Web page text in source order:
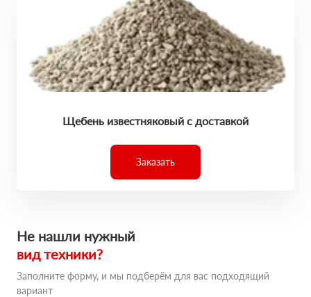
Щебень известняковый с доставкой
Заказать
Не нашли нужный
вид техники?
Заполните форму, и мы подберём для вас подходящий
вариант